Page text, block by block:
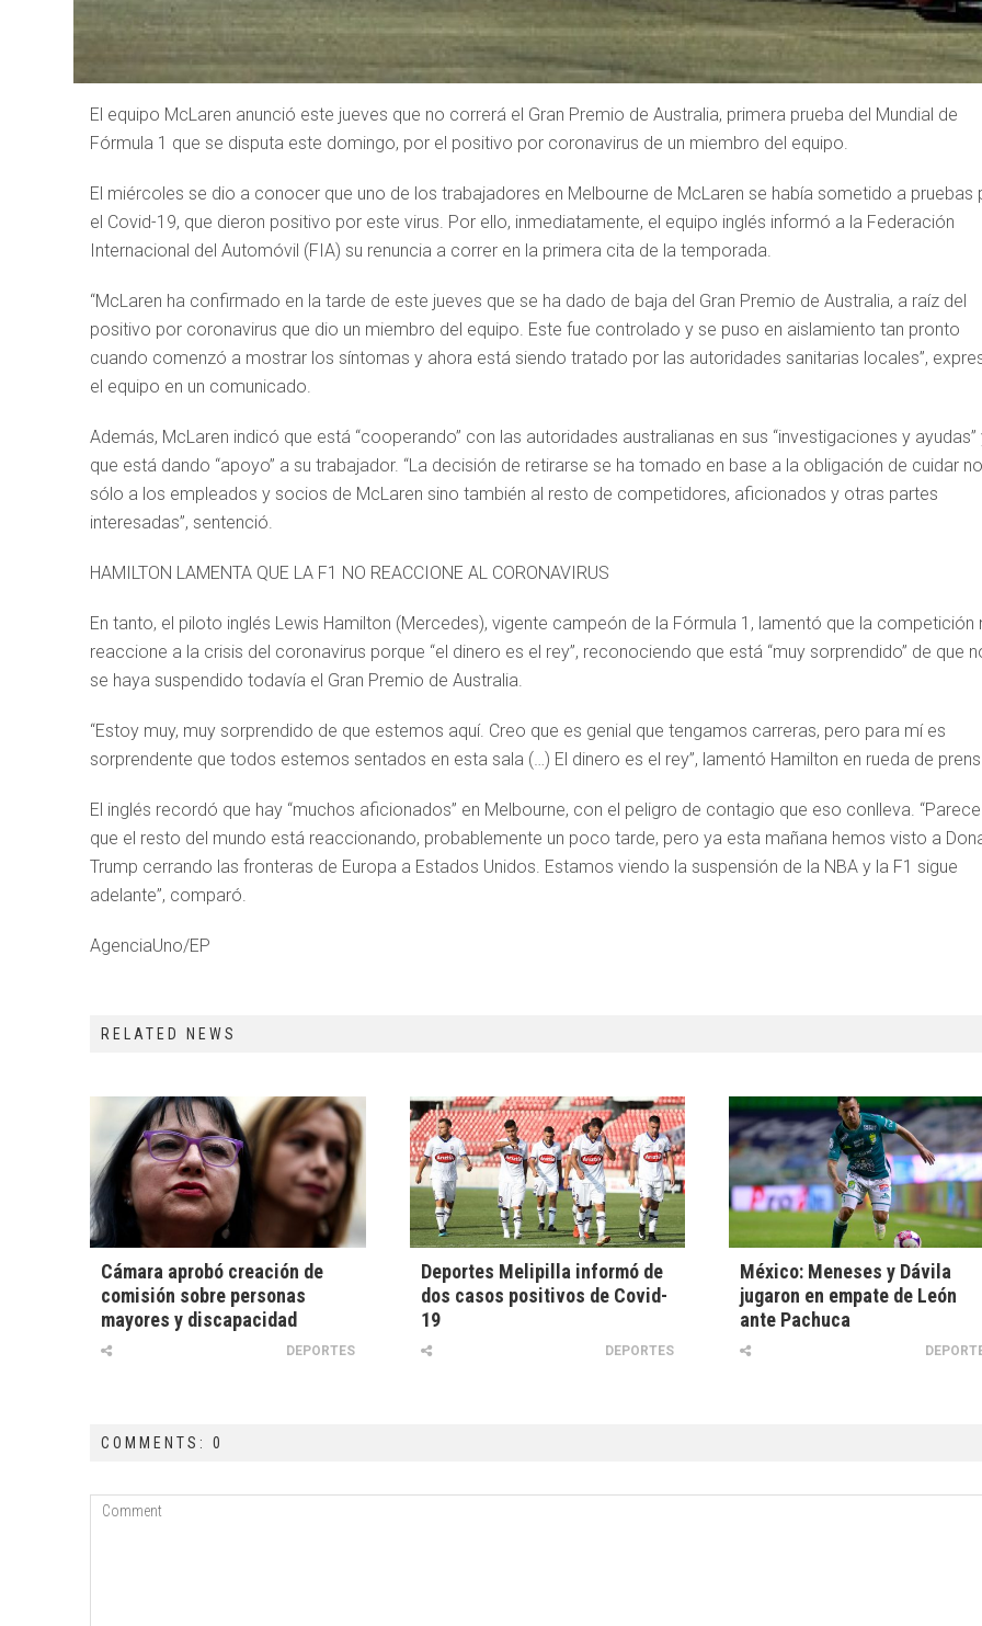
El equipo McLaren anunció este jueves que no correrá el Gran Premio de Australia, primera prueba del Mundial de
Fórmula 1 que se disputa este domingo, por el positivo por coronavirus de un miembro del equipo.
El miércoles se dio a conocer que uno de los trabajadores en Melbourne de McLaren se había sometido a pruebas
el Covid-19, que dieron positivo por este virus. Por ello, inmediatamente, el equipo inglés informó a la Federación
Internacional del Automóvil (FIA) su renuncia a correr en la primera cita de la temporada.
“McLaren ha confirmado en la tarde de este jueves que se ha dado de baja del Gran Premio de Australia, a raíz del
positivo por coronavirus que dio un miembro del equipo. Este fue controlado y se puso en aislamiento tan pronto
cuando comenzó a mostrar los síntomas y ahora está siendo tratado por las autoridades sanitarias locales”,
el equipo en un comunicado.
Además, McLaren indicó que está “cooperando” con las autoridades australianas en sus “investigaciones y ayudas”
que está dando “apoyo” a su trabajador. “La decisión de retirarse se ha tomado en base a la obligación de cuidar no
sólo a los empleados y socios de McLaren sino también al resto de competidores, aficionados y otras partes
interesadas”, sentenció.
HAMILTON LAMENTA QUE LA F1 NO REACCIONE AL CORONAVIRUS
En tanto, el piloto inglés Lewis Hamilton (Mercedes), vigente campeón de la Fórmula 1, lamentó que la competición
reaccione a la crisis del coronavirus porque “el dinero es el rey”, reconociendo que está “muy sorprendido” de que
se haya suspendido todavía el Gran Premio de Australia.
“Estoy muy, muy sorprendido de que estemos aquí. Creo que es genial que tengamos carreras, pero para mí es
sorprendente que todos estemos sentados en esta sala (…) El dinero es el rey”, lamentó Hamilton en rueda de
El inglés recordó que hay “muchos aficionados” en Melbourne, con el peligro de contagio que eso conlleva. “Parece
que el resto del mundo está reaccionando, probablemente un poco tarde, pero ya esta mañana hemos visto a
Trump cerrando las fronteras de Europa a Estados Unidos. Estamos viendo la suspensión de la NBA y la F1 sigue
adelante”, comparó.
AgenciaUno/EP
RELATED NEWS
Cámara aprobó creación de
comisión sobre personas
mayores y discapacidad
DEPORTES
Deportes Melipilla informó de
dos casos positivos de Covid-
19
DEPORTES
México: Meneses y Dávila
jugaron en empate de León
ante Pachuca
COMMENTS: 0